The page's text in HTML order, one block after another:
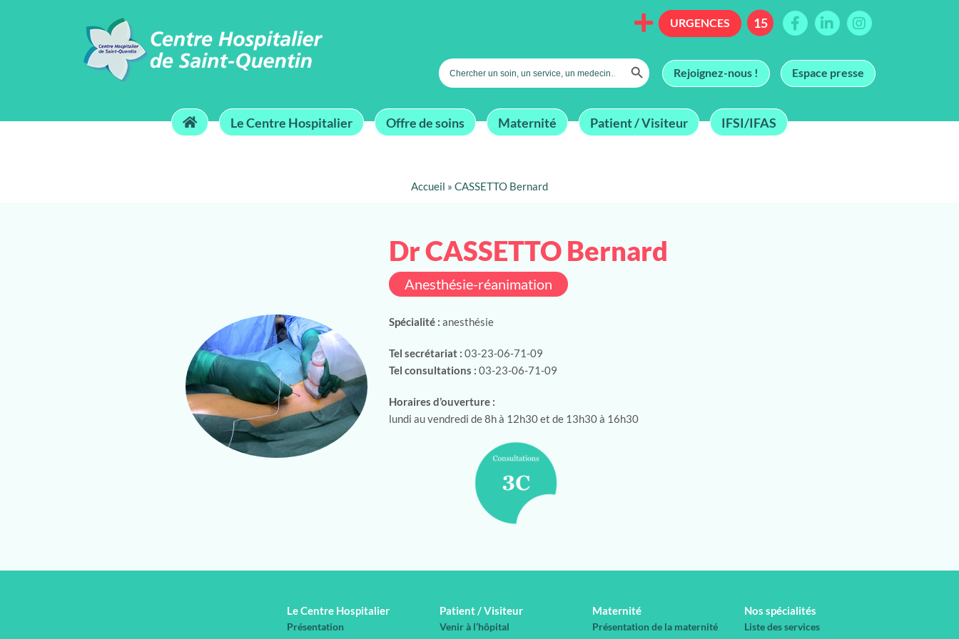
URGENCES
Search
for:
Search Button
Rejoignez-nous ! Espace presse
Le Centre Hospitalier Offre de soins Maternité Patient / Visiteur IFSI/IFAS
Accueil » CASSETTO Bernard
Dr CASSETTO Bernard
Anesthésie-réanimation
Spécialité : anesthésie
Tel secrétariat : 03-23-06-71-09
Tel consultations : 03-23-06-71-09
Horaires d’ouverture :
lundi au vendredi de 8h à 12h30 et de 13h30 à 16h30
Le Centre Hospitalier
Présentation
Patient / Visiteur
Venir à l’hôpital
Maternité
Présentation de la maternité
Nos spécialités
Liste des services